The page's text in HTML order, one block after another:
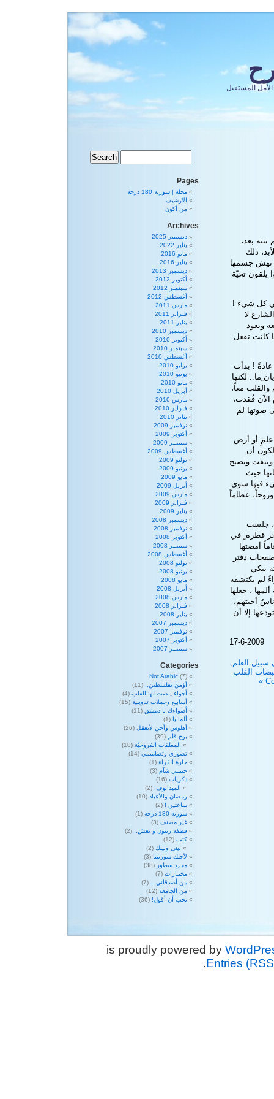
المستقبل
بعد،
ذلك
نهش جسمها
يلقون تحيّة
كل شيء !
لا
ويعود
كانت تفعل
عادةً ! بدأت
ٍما.. لكنها
معاً،
الآن فُقدت،
صوتها لم
علمٍ أو أرض
أن
وتتفت وتصبح
حيث
فيها سوى
عظاماً
جلست
قطرة ٍ في
أمضتها
دفتر
يبكي
لم يكتشفه
، جعلها
أحبتهم،
إلا أن
17-6-2009
سبيل العلم,
القلب
Pages
مجلة | سورية 180 درجة
الأرشيف
من أكون
Archives
ديسمبر 2025
يناير 2022
مايو 2016
يناير 2016
ديسمبر 2013
أكتوبر 2012
سبتمبر 2012
أغسطس 2012
مارس 2011
فبراير 2011
يناير 2011
ديسمبر 2010
أكتوبر 2010
سبتمبر 2010
أغسطس 2010
يوليو 2010
يونيو 2010
مايو 2010
أبريل 2010
مارس 2010
فبراير 2010
يناير 2010
نوفمبر 2009
أكتوبر 2009
سبتمبر 2009
أغسطس 2009
يوليو 2009
يونيو 2009
مايو 2009
أبريل 2009
مارس 2009
فبراير 2009
يناير 2009
ديسمبر 2008
نوفمبر 2008
أكتوبر 2008
سبتمبر 2008
أغسطس 2008
يوليو 2008
يونيو 2008
مايو 2008
أبريل 2008
مارس 2008
فبراير 2008
يناير 2008
ديسمبر 2007
نوفمبر 2007
أكتوبر 2007
سبتمبر 2007
Categories
Not Arabic (7)
أؤمن بفلسطين..
(11)
أجواء ينصت لها القلب (4)
أسابيع وحملات تدوينية (15)
أضواءك يا دمشق (11)
ألمانيا (1)
أهلوس وأجن لأتعقل (26)
بوح قلم (39)
المعلقات الفروحيّة (10)
تصوري وتصاميمي (14)
حارة القراء (1)
حبيبتي شآم (3)
ذكريات (16)
الميدانوف! (2)
رمضان والأعياد (10)
ساعتين ! (2)
سورية 180 درجة
(1)
غير مصنف (3)
قطفة زيتون و نعش..
(2)
كتب (12)
بيني وبينك (2)
لأجلك سوريتنا (3)
مجرد سطور (38)
مختـارات (7)
من أصدقائي ..
(7)
من الجامعة (12)
يجب أن أقول! (36)
Entries
.